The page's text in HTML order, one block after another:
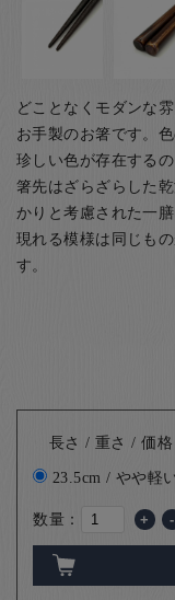
どことなくモダンな
お手製のお箸です。
珍しい色が存在するの
箸先はざらざらした
かりと考慮された一
現れる模様は同じも
す。
長さ / 重さ / 価格
23.5cm / やや軽
数量： + -